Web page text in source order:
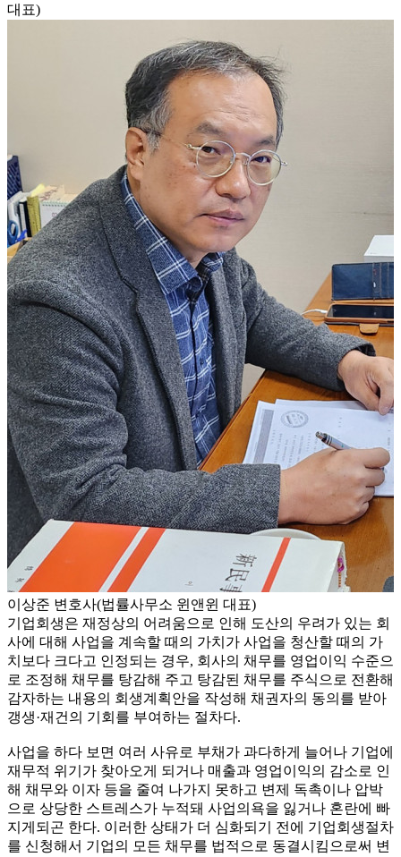
대표)
이상준 변호사(법률사무소 윈앤윈 대표)
기업회생은 재정상의 어려움으로 인해 도산의 우려가 있는 회
사에 대해 사업을 계속할 때의 가치가 사업을 청산할 때의 가
치보다 크다고 인정되는 경우, 회사의 채무를 영업이익 수준으
로 조정해 채무를 탕감해 주고 탕감된 채무를 주식으로 전환해
감자하는 내용의 회생계획안을 작성해 채권자의 동의를 받아
갱생·재건의 기회를 부여하는 절차다.
사업을 하다 보면 여러 사유로 부채가 과다하게 늘어나 기업에
재무적 위기가 찾아오게 되거나 매출과 영업이익의 감소로 인
해 채무와 이자 등을 줄여 나가지 못하고 변제 독촉이나 압박
으로 상당한 스트레스가 누적돼 사업의욕을 잃거나 혼란에 빠
지게되곤 한다. 이러한 상태가 더 심화되기 전에 기업회생절차
를 신청해서 기업의 모든 채무를 법적으로 동결시킴으로써 변